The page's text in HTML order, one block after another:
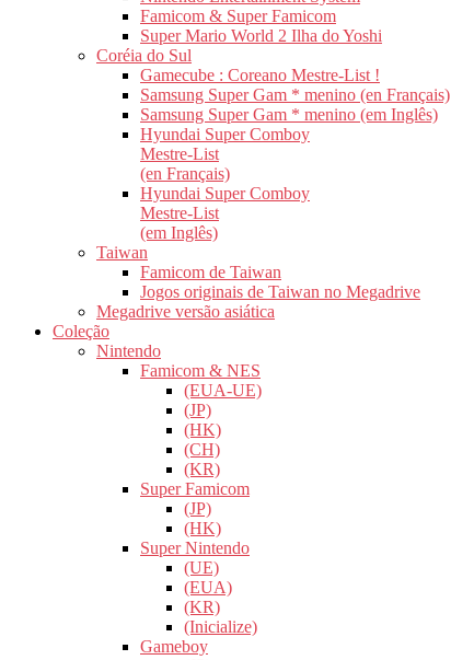
Famicom & Super Famicom
Super Mario World 2 Ilha do Yoshi
Coréia do Sul
Gamecube : Coreano Mestre-List !
Samsung Super Gam * menino (en Français)
Samsung Super Gam * menino (em Inglês)
Hyundai Super Comboy
Mestre-List
(en Français)
Hyundai Super Comboy
Mestre-List
(em Inglês)
Taiwan
Famicom de Taiwan
Jogos originais de Taiwan no Megadrive
Megadrive versão asiática
Coleção
Nintendo
Famicom & NES
(EUA-UE)
(JP)
(HK)
(CH)
(KR)
Super Famicom
(JP)
(HK)
Super Nintendo
(UE)
(EUA)
(KR)
(Inicialize)
Gameboy